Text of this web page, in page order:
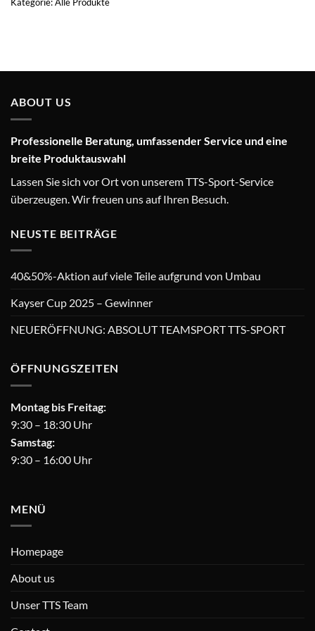
Kategorie:Alle Produkte
ABOUT US
Professionelle Beratung, umfassender Service und eine
breite Produktauswahl
Lassen Sie sich vor Ort von unserem TTS-Sport-Service
überzeugen. Wir freuen uns auf Ihren Besuch.
NEUSTE BEITRÄGE
40&50%-Aktion auf viele Teile aufgrund von Umbau
Kayser Cup 2025 – Gewinner
NEUERÖFFNUNG: ABSOLUT TEAMSPORT TTS-SPORT
ÖFFNUNGSZEITEN
Montag bis Freitag:
9:30 – 18:30 Uhr
Samstag:
9:30 – 16:00 Uhr
MENÜ
Homepage
About us
Unser TTS Team